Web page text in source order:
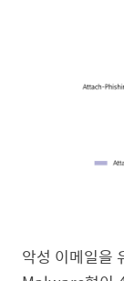
악성 이메일을